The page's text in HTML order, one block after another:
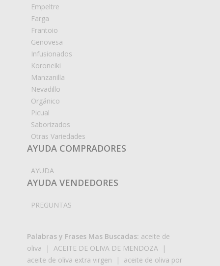
Empeltre
Farga
Frantoio
Genovesa
Infusionados
Koroneiki
Manzanilla
Nevadillo
Orgánico
Picual
Saborizados
Otras Variedades
AYUDA COMPRADORES
AYUDA
AYUDA VENDEDORES
PREGUNTAS
Palabras y Frases Mas Buscadas: aceite de
oliva | ACEITE DE OLIVA DE MENDOZA |
aceite de oliva extra virgen | aceite de oliva por